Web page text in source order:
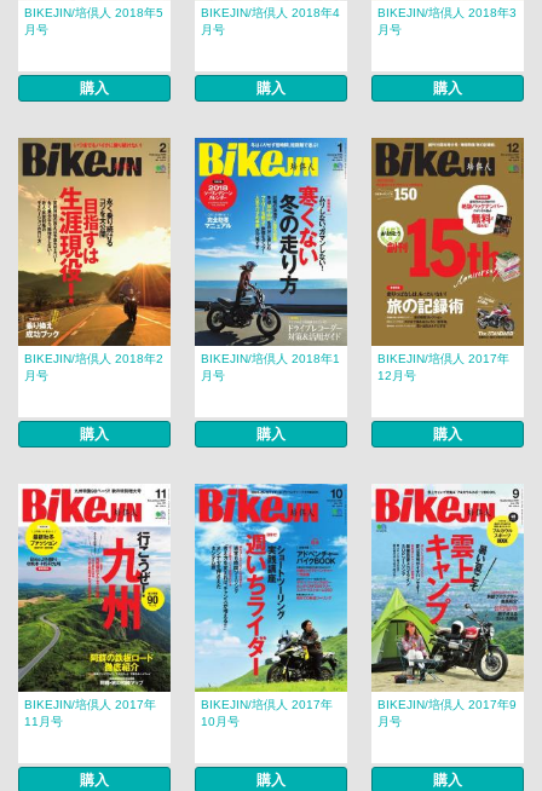
BIKEJIN/培倶人 2018年5
月号
購入
BIKEJIN/培倶人 2018年4
月号
購入
BIKEJIN/培倶人 2018年3
月号
購入
BIKEJIN/培倶人 2018年2
月号
購入
BIKEJIN/培倶人 2018年1
月号
購入
BIKEJIN/培倶人 2017年
12月号
購入
BIKEJIN/培倶人 2017年
11月号
購入
BIKEJIN/培倶人 2017年
10月号
購入
BIKEJIN/培倶人 2017年9
月号
購入